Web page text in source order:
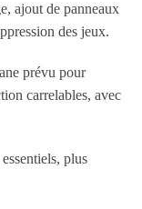
ajout de panneaux
des jeux.
prévu pour
carrelables, avec
essentiels, plus